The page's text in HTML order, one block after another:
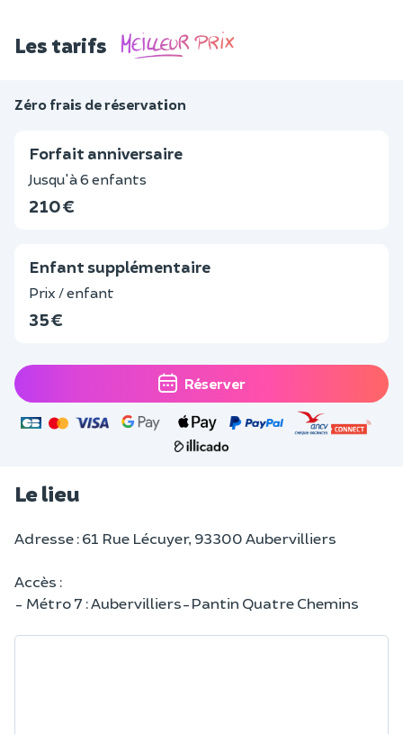
Les tarifs
Zéro frais de réservation
Forfait anniversaire
Jusqu'à 6 enfants
210 €
Enfant supplémentaire
Prix / enfant
35 €
Réserver
Le lieu
Adresse : 61 Rue Lécuyer, 93300 Aubervilliers
Accès :
- Métro 7 : Aubervilliers-Pantin Quatre Chemins